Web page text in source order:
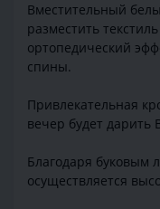
Вместительный
разместить
ортопедический
спины.
Привлекательная
вечер будет дарить
Благодаря буковым
осуществляется